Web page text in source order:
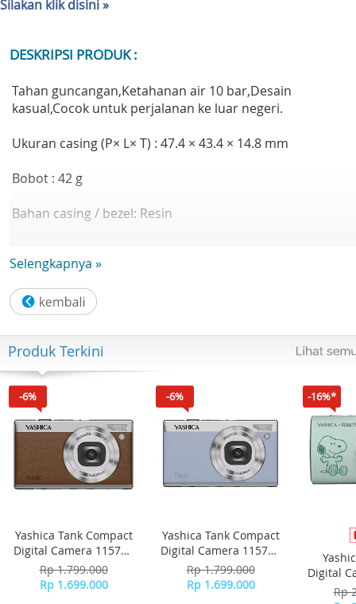
Silakan klik disini »
DESKRIPSI PRODUK :
Tahan guncangan,Ketahanan air 10 bar,Desain
kasual,Cocok untuk perjalanan ke luar negeri.
Ukuran casing (P× L× T) : 47.4 × 43.4 × 14.8 mm
Bobot : 42 g
Bahan casing / bezel: Resin
Ketahanan air 100 meter
Perkiraan masa pakai baterai: 3 tahun pada CR1220
Garansi resmi 1 tahun
Kaca Mineral
Fungsi : Neobrite
Fitur jam :
- Waktu Dunia
- Waktu Mundur
Selengkapnya »
Produk Terkini
-6%
Yashica Tank Compact
Digital Camera 115755
- Brown
Rp 1.799.000
Rp 1.699.000
-6%
Yashica Tank Compact
Digital Camera 115756
- Sky Blue
Rp 1.799.000
Rp 1.699.000
-16%*
Digital
Rp